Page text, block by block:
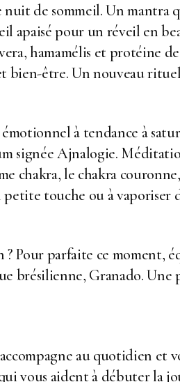
de sommeil. Un mantra
apaisé pour un réveil en
hamamélis et protéine
bien-être. Un nouveau
à tendance à
signée Ajnalogie.
chakra, le chakra
touche ou à vaporiser
parfaite ce moment,
brésilienne, Granado.
au quotidien et
vous aident à débuter la